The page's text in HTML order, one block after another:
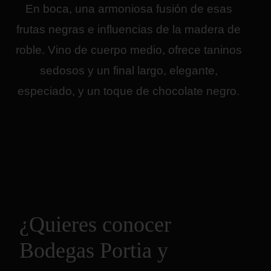
En boca, una armoniosa fusión de esas
frutas negras e influencias de la madera de
roble. Vino de cuerpo medio, ofrece taninos
sedosos y un final largo, elegante,
especiado, y un toque de chocolate negro.
¿Quieres conocer
Bodegas Portia y